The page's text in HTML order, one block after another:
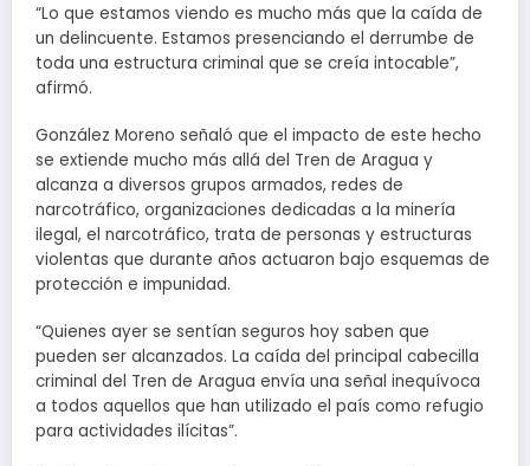
“Lo que estamos viendo es mucho más que la caída de
un delincuente. Estamos presenciando el derrumbe de
toda una estructura criminal que se creía intocable”,
afirmó.
González Moreno señaló que el impacto de este hecho
se extiende mucho más allá del Tren de Aragua y
alcanza a diversos grupos armados, redes de
narcotráfico, organizaciones dedicadas a la minería
ilegal, el narcotráfico, trata de personas y estructuras
violentas que durante años actuaron bajo esquemas de
protección e impunidad.
“Quienes ayer se sentían seguros hoy saben que
pueden ser alcanzados. La caída del principal cabecilla
criminal del Tren de Aragua envía una señal inequívoca
a todos aquellos que han utilizado el país como refugio
para actividades ilícitas”.